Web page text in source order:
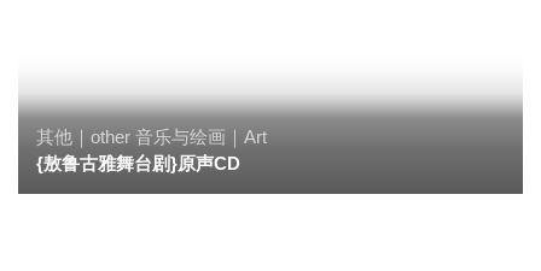
其他｜other 音乐与绘画｜Art
{敖鲁古雅舞台剧}原声CD